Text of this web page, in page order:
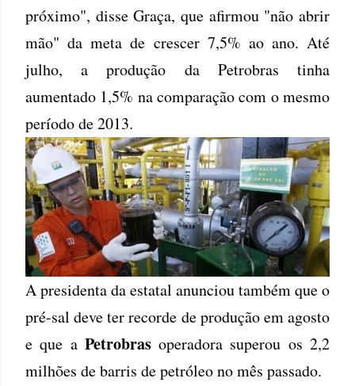
próximo", disse Graça, que afirmou "não abrir
mão" da meta de crescer 7,5% ao ano. Até
julho, a produção da Petrobras tinha
aumentado 1,5% na comparação com o mesmo
período de 2013.
A presidenta da estatal anunciou também que o
pré-sal deve ter recorde de produção em agosto
e que a Petrobrasoperadora superou os 2,2
milhões de barris de petróleo no mês passado.